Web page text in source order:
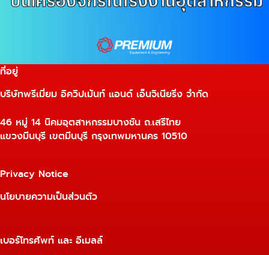
ที่อยู่
บริษัทพรีเมี่ยม อิควิปเม้นท์ แอนด์ เอ็นจิเนียริ่ง จำกัด
46 หมู่ 14 นิคมอุตสาหกรรมบางชัน ถ.เสรีไทย
แขวงมีนบุรี เขตมีนบุรี กรุงเทพมหานคร 10510
Privacy Notice
นโยบายความเป็นส่วนตัว
เบอร์โทรศัพท์ และ อีเมลล์